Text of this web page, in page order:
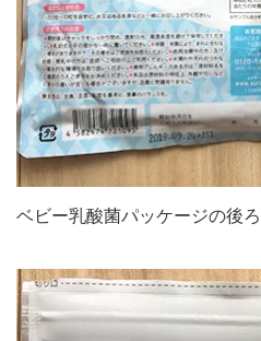
ベビー乳酸菌パッケージの後